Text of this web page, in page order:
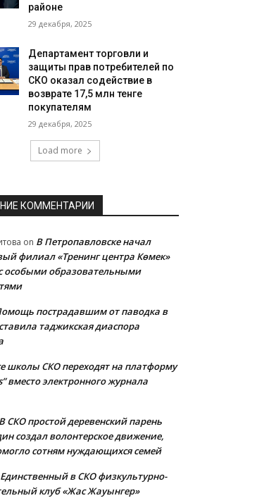
районе
29 декабря, 2025
Департамент торговли и
защиты прав потребителей по
СКО оказал содействие в
возврате 17,5 млн тенге
покупателям
29 декабря, 2025
Load more
КОММЕНТАРИИ
on В Петропавловске начал
филиал «Тренинг центра Көмек»
особыми образовательными
пострадавшим от паводка в
таджикская диаспора
школы СКО переходят на платформу
вместо электронного журнала
В СКО простой деревенский парень
создал волонтерское движение,
сотням нуждающихся семей
Единственный в СКО физкультурно-
клуб «Жас Жауынгер»